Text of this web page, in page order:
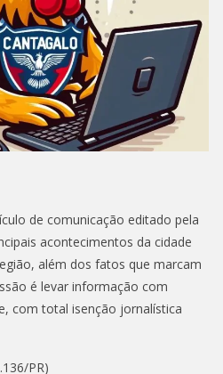
de comunicação editado pela
acontecimentos da cidade
além dos fatos que marcam
é levar informação com
com total isenção jornalística
PR)